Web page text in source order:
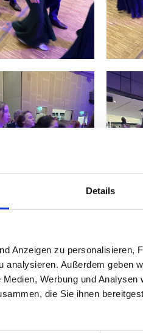
Details
Anzeigen zu personalisieren,
analysieren. Außerdem geben
Werbung und
die Sie ihnen